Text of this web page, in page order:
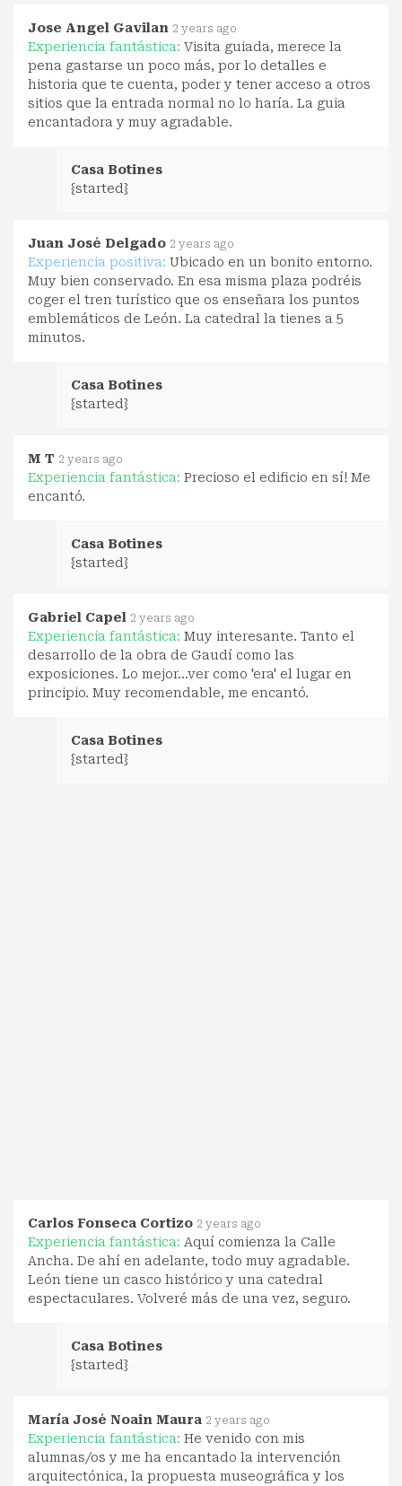
Jose Angel Gavilan 2 years ago
Experiencia fantástica: Visita guiada, merece la
pena gastarse un poco más, por lo detalles e
historia que te cuenta, poder y tener acceso a otros
sitios que la entrada normal no lo haría. La guia
encantadora y muy agradable.
Casa Botines
{started}
Juan José Delgado 2 years ago
Experiencia positiva: Ubicado en un bonito entorno.
Muy bien conservado. En esa misma plaza podréis
coger el tren turístico que os enseñara los puntos
emblemáticos de León. La catedral la tienes a 5
minutos.
Casa Botines
{started}
M T 2 years ago
Experiencia fantástica: Precioso el edificio en sí! Me
encantó.
Casa Botines
{started}
Gabriel Capel 2 years ago
Experiencia fantástica: Muy interesante. Tanto el
desarrollo de la obra de Gaudí como las
exposiciones. Lo mejor...ver como 'era' el lugar en
principio. Muy recomendable, me encantó.
Casa Botines
{started}
Carlos Fonseca Cortizo 2 years ago
Experiencia fantástica: Aquí comienza la Calle
Ancha. De ahí en adelante, todo muy agradable.
León tiene un casco histórico y una catedral
espectaculares. Volveré más de una vez, seguro.
Casa Botines
{started}
María José Noain Maura 2 years ago
Experiencia fantástica: He venido con mis
alumnas/os y me ha encantado la intervención
arquitectónica, la propuesta museográfica y los